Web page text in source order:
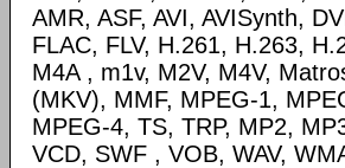
AMR, ASF, AVI, AVISynth,
FLAC, FLV, H.261, H.263,
M4A , m1v, M2V, M4V,
(MKV), MMF, MPEG-1,
MPEG-4, TS, TRP, MP2,
VCD, SWF , VOB, WAV,